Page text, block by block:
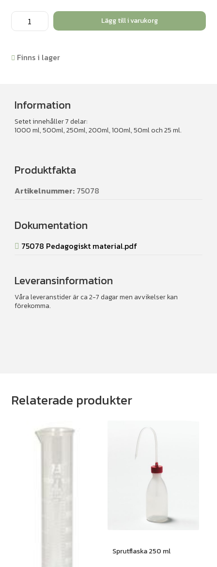
Mätcylinder
plast
delar
Lägg till i varukorg
Finns i lager
Information
Setet innehåller 7 delar:
1000 ml, 500ml, 250ml, 200ml, 100ml, 50ml och 25 ml.
Produktfakta
Artikelnummer: 75078
Dokumentation
75078 Pedagogiskt material.pdf
Leveransinformation
Våra leveranstider är ca 2-7 dagar men avvikelser kan
förekomma.
Relaterade produkter
Sprutflaska 250 ml